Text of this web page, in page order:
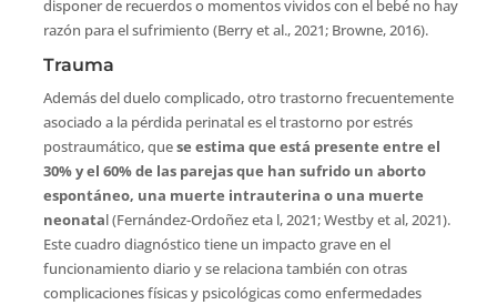
disponer de recuerdos o momentos vividos con el bebé no hay
razón para el sufrimiento (Berry et al., 2021; Browne, 2016).
Trauma
Además del duelo complicado, otro trastorno frecuentemente
asociado a la pérdida perinatal es el trastorno por estrés
postraumático, quese estima que está presente entre el
30% y el 60% de las parejas que han sufrido un aborto
espontáneo, una muerte intrauterina o una muerte
neonatal (Fernández-Ordoñez eta l, 2021; Westby et al, 2021).
Este cuadro diagnóstico tiene un impacto grave en el
funcionamiento diario y se relaciona también con otras
complicaciones físicas y psicológicas como enfermedades